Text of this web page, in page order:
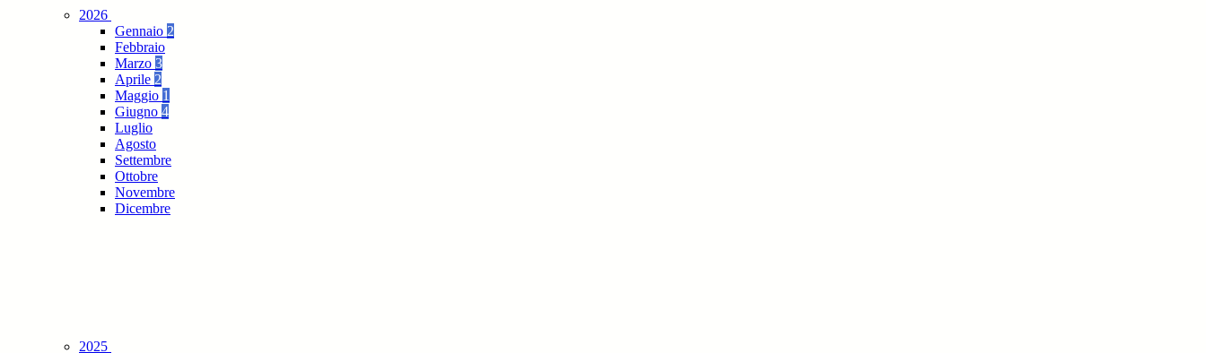
2026
Gennaio 2
Febbraio
Marzo 3
Aprile 2
Maggio 1
Giugno 4
Luglio
Agosto
Settembre
Ottobre
Novembre
Dicembre
2025